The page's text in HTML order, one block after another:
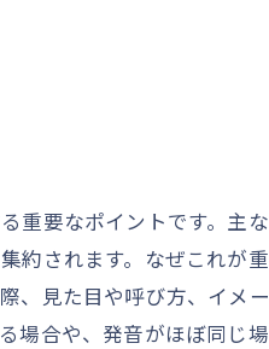
重要なポイントです。主な
約されます。なぜこれが重
、見た目や呼び方、イメー
場合や、発音がほぼ同じ場